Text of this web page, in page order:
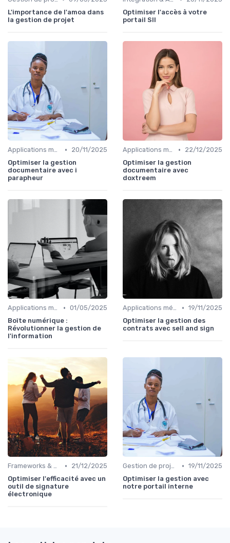
L'importance de l'amoa dans
la gestion de projet
Optimiser l'accès à votre
portail SII
Applications métiers •
20/11/2025
Optimiser la gestion
documentaire avec i
parapheur
Applications métiers •
22/12/2025
Optimiser la gestion
documentaire avec
doxtreem
Applications métiers • 01/05/2025
Boîte numérique :
Révolutionner la gestion de
l'information
Applications métiers • 19/11/2025
Optimiser la gestion des
contrats avec sell and sign
Frameworks & Outils •
21/12/2025
Optimiser l'efficacité avec un
outil de signature
électronique
Gestion de projets • 19/11/2025
Optimiser la gestion avec
notre portail interne